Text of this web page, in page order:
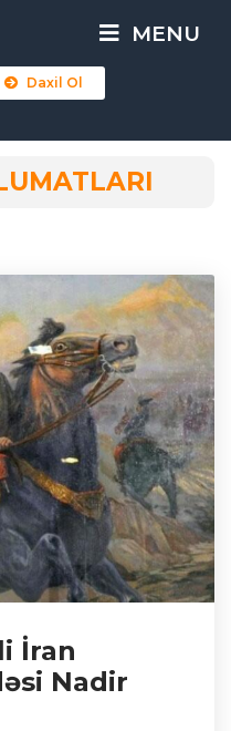
MENU
Daxil Ol
İran
Nadir